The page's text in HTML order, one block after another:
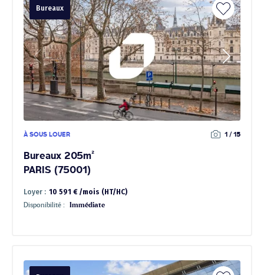
Bureaux
À SOUS LOUER 1 / 15
Bureaux 205m²
PARIS (75001)
Loyer : 10 591 € /mois (HT/HC)
Disponibilité : Immédiate